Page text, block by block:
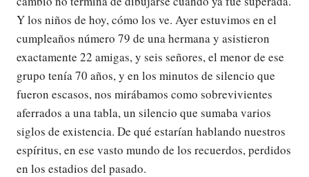
Y los niños de hoy, cómo los ve. Ayer estuvimos en el
cumpleaños número 79 de una hermana y asistieron
exactamente 22 amigas, y seis señores, el menor de ese
grupo tenía 70 años, y en los minutos de silencio que
fueron escasos, nos mirábamos como sobrevivientes
aferrados a una tabla, un silencio que sumaba varios
siglos de existencia. De qué estarían hablando nuestros
espíritus, en ese vasto mundo de los recuerdos, perdidos
en los estadios del pasado.